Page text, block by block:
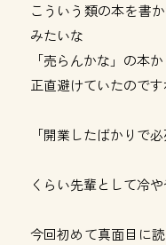
こういう類の本を書
みたいな
「売らんかな」の本か
正直避けていたのです
「開業したばかりで
くらい先輩として冷
今回初めて真面目に